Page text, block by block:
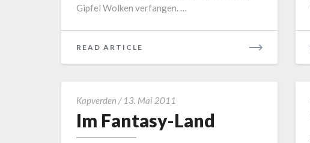
Gipfel Wolken verfangen. …
READ ARTICLE
MORE
Kapverden / 13. Mai 2011
Fantasy-
Land
Im Fantasy-Land